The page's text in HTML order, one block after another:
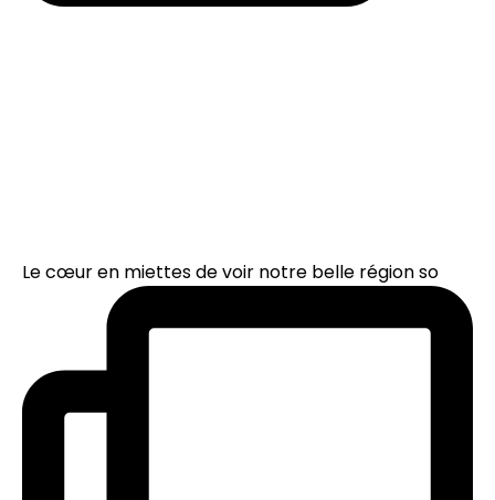
Le cœur en miettes de voir notre belle région so